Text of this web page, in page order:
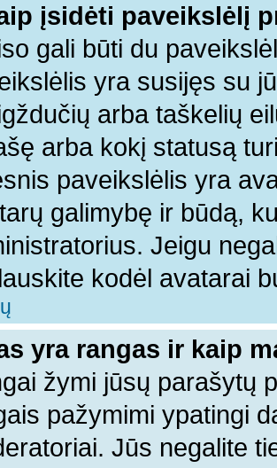
įsidėti paveikslėlį
gali būti du
yra susijęs su
arba taškelių
arba kokį statusą
paveikslėlis yra
galimybę ir būdą,
Jeigu
kodėl avatarai
yra rangas ir kaip
žymi jūsų parašytų
pažymimi ypatingi
Jūs negalite